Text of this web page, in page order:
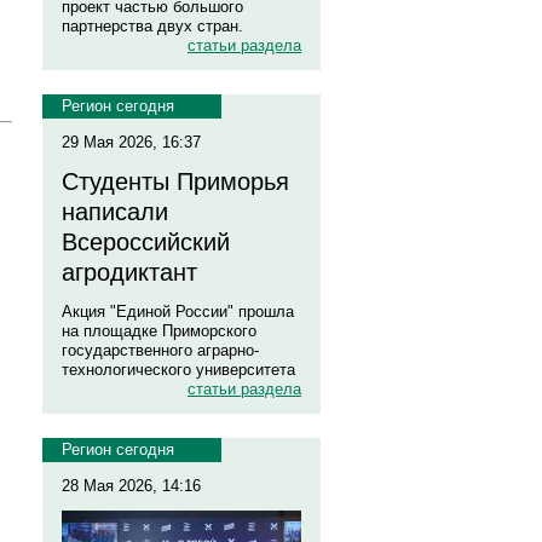
проект частью большого
партнерства двух стран.
статьи раздела
Регион сегодня
29 Мая 2026, 16:37
Студенты Приморья
написали
Всероссийский
агродиктант
Акция "Единой России" прошла
на площадке Приморского
государственного аграрно-
технологического университета
статьи раздела
Регион сегодня
28 Мая 2026, 14:16